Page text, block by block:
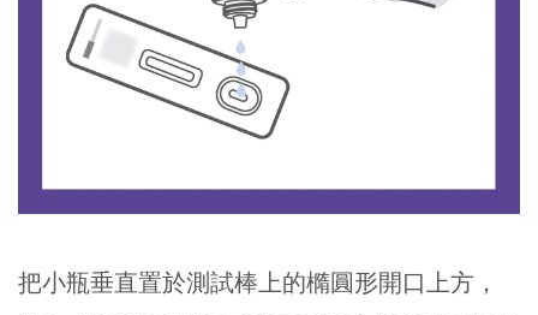
把小瓶垂直置於測試棒上的橢圓形開口上方，